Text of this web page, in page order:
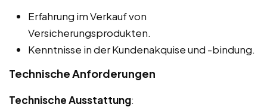
Erfahrung im Verkauf von
Versicherungsprodukten.
Kenntnisse in der Kundenakquise und -bindung.
Technische Anforderungen
Technische Ausstattung: